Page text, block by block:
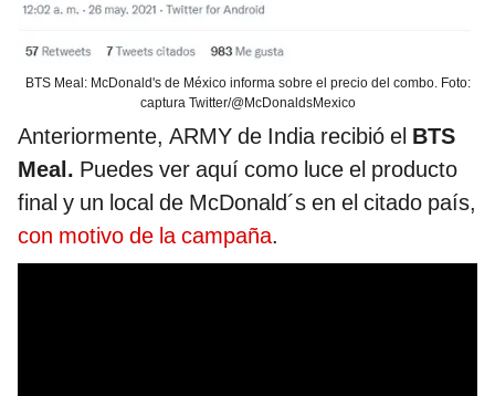
BTS Meal: McDonald's de México informa sobre el precio del combo. Foto:
captura Twitter/@McDonaldsMexico
Anteriormente, ARMY de India recibió el BTS
Meal. Puedes ver aquí como luce el producto
final y un local de McDonald´s en el citado país,
con motivo de la campaña.